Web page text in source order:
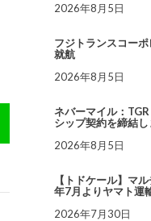
2026年8月5日
フジトランスコーポ
就航
2026年8月5日
ネバーマイル：
シップ契約を締結し
2026年8月5日
【トドケール】マ
年7月よりヤマト運
2026年7月30日